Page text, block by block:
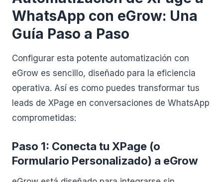
WhatsApp con eGrow: Una
Guía Paso a Paso
Configurar esta potente automatización con
eGrow es sencillo, diseñado para la eficiencia
operativa. Así es como puedes transformar tus
leads de XPage en conversaciones de WhatsApp
comprometidas:
Paso 1: Conecta tu XPage (o
Formulario Personalizado) a eGrow